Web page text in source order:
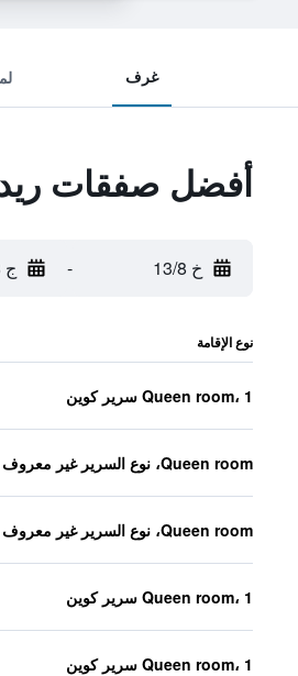
غرف
أفضل صفقات
خ 13/8 - ج 14/8
نوع الإقامة
Queen room، 1 سرير كوين
Queen room، نوع السرير غير معروف
Queen room، نوع السرير غير معروف
Queen room، 1 سرير كوين
Queen room، 1 سرير كوين